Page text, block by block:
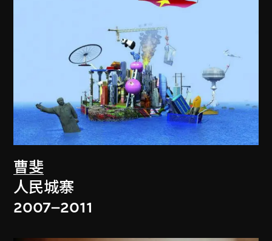
曹斐
人民城寨
2007–2011